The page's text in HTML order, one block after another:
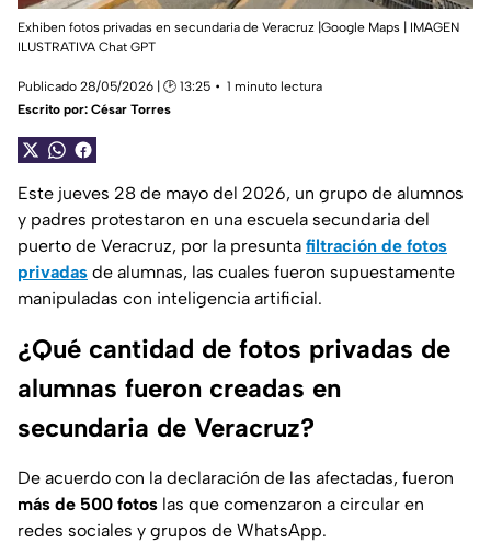
Exhiben fotos privadas en secundaria de Veracruz |Google Maps | IMAGEN
ILUSTRATIVA Chat GPT
Publicado 28/05/2026 | 🕑 13:25
1 minuto lectura
Escrito por: César Torres
Este jueves 28 de mayo del 2026, un grupo de alumnos
y padres protestaron en una escuela secundaria del
puerto de Veracruz, por la presunta filtración de fotos
privadas de alumnas, las cuales fueron supuestamente
manipuladas con inteligencia artificial.
¿Qué cantidad de fotos privadas de
alumnas fueron creadas en
secundaria de Veracruz?
De acuerdo con la declaración de las afectadas, fueron
más de 500 fotos las que comenzaron a circular en
redes sociales y grupos de WhatsApp.